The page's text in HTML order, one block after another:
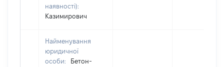
наявності):
Казимирович
Найменування
юридичної
особи:
Бетон-